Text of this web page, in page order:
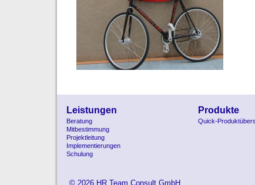
Leistungen
Beratung
Mitbestimmung
Projektleitung
Implementierungen
Schulung
Produkte
Quick-
© 2026 HR Team Consult GmbH